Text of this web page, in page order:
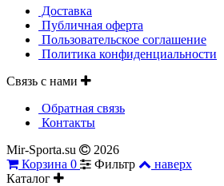
Доставка
Публичная оферта
Пользовательское соглашение
Политика конфиденциальности
Связь с нами
Обратная связь
Контакты
Mir-Sporta.su
2026
Корзина 0 Фильтр
наверх
Каталог